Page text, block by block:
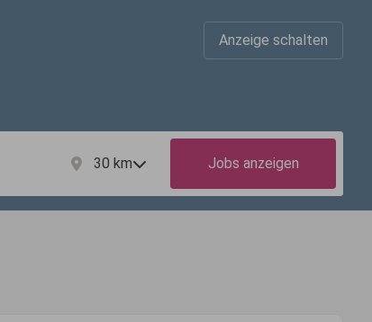
Anzeige schalten
30 km Jobs anzeigen